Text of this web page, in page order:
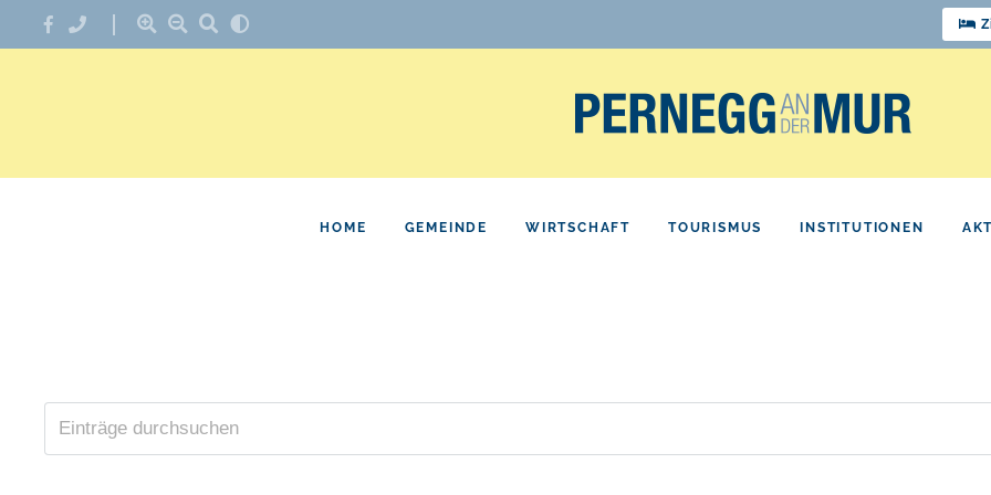
HOME GEMEINDE WIRTSCHAFT TOURISMUS INSTITUTIONEN